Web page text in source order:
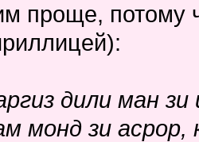
проще, потому
дили ман
монд зи